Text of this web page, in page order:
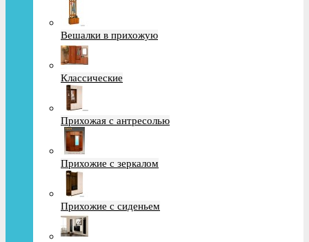
Вешалки в прихожую
Классические
Прихожая с антресолью
Прихожие с зеркалом
Прихожие с сиденьем